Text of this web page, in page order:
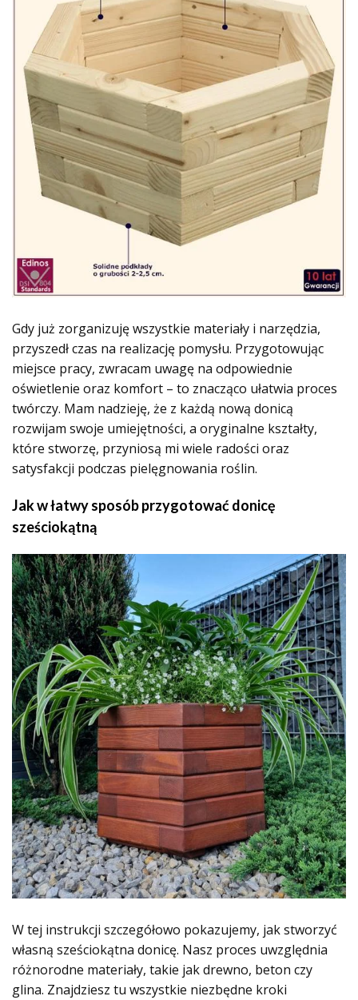
Gdy już zorganizuję wszystkie materiały i narzędzia,
przyszedł czas na realizację pomysłu. Przygotowując
miejsce pracy, zwracam uwagę na odpowiednie
oświetlenie oraz komfort – to znacząco ułatwia proces
twórczy. Mam nadzieję, że z każdą nową donicą
rozwijam swoje umiejętności, a oryginalne kształty,
które stworzę, przyniosą mi wiele radości oraz
satysfakcji podczas pielęgnowania roślin.
Jak w łatwy sposób przygotować donicę
sześciokątną
W tej instrukcji szczegółowo pokazujemy, jak stworzyć
własną sześciokątna donicę. Nasz proces uwzględnia
różnorodne materiały, takie jak drewno, beton czy
glina. Znajdziesz tu wszystkie niezbędne kroki